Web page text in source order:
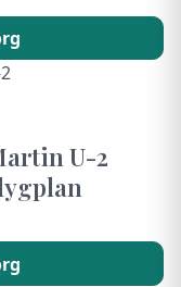
U-2